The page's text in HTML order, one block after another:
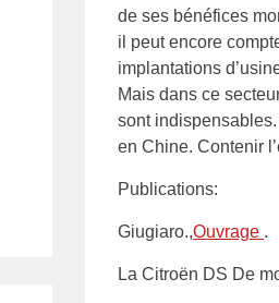
de ses bénéfices
il peut encore
implantations
Mais dans ce
sont
en Chine. Contenir
Publications:
Giugiaro.,Ouvrage .
La Citroën DS De